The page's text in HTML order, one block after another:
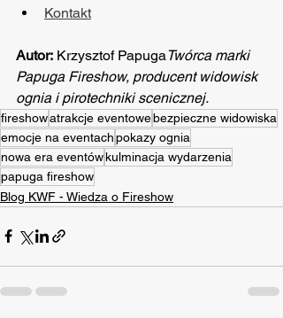
Kontakt
Autor: Krzysztof PapugaTwórca marki
Papuga Fireshow, producent widowisk
ognia i pirotechniki scenicznej.
fireshowatrakcje eventowebezpieczne widowiska
emocje na eventachpokazy ognia
nowa era eventówkulminacja wydarzenia
papuga fireshow
Blog KWF - Wiedza o Fireshow